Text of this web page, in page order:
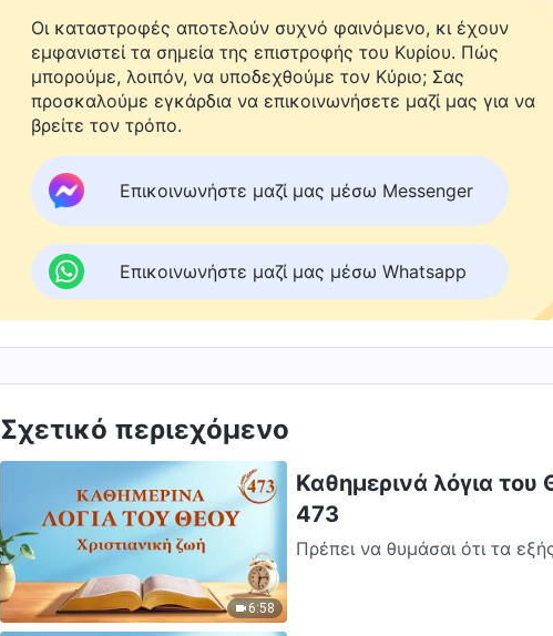
Οι καταστροφές αποτελούν συχνό φαινόμενο, κι έχουν
εμφανιστεί τα σημεία της επιστροφής του Κυρίου. Πώς
μπορούμε, λοιπόν, να υποδεχθούμε τον Κύριο; Σας
προσκαλούμε εγκάρδια να επικοινωνήσετε μαζί μας για να
βρείτε τον τρόπο.
Επικοινωνήστε μαζί μας μέσω Messenger
Επικοινωνήστε μαζί μας μέσω Whatsapp
Σχετικό περιεχόμενο
6:58
Καθημερινά λόγια
473
Πρέπει να θυμάσαι ότι τα